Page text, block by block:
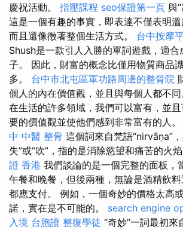
慶祝活動。 指壓課程 seo保證第一頁 與
這是一個有趣的事實，即表達不僅表明溫
而且還像徵著整個生活方式。 台中按摩
Shush是一款引人入勝的單詞遊戲，適
子。 因此，財富的概念比僅用物質商品
多。 台中市北屯區軍功路周邊的整骨院
個人的內在價值觀，並且與每個人都不同
在生活的許多領域，我們可以富有，並
要的價值觀並使他們感到非常富有的人。
中 中醫 整骨 這個詞來自梵語“nirvāṇa”
失”或“吹”，指的是消除慾望和痛苦的火焰
證 香港 我們談論的是一個完整的面板，
午餐和晚餐，但後兩種，無論是酒精飲料
都應支付。 例如，一個奇妙的價格太高
諾，實在是不可能的。 search engine
入境 台胞證 整復學徒 “奇妙”一詞最初